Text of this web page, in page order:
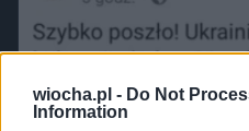
wiocha.pl - Do Not
Information